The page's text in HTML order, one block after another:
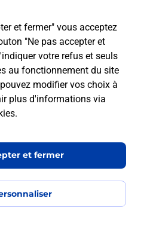
et fermer" vous acceptez
"Ne pas accepter et
votre refus et seuls
au fonctionnement du site
modifier vos choix à
plus d'informations via
.
et fermer
PERET